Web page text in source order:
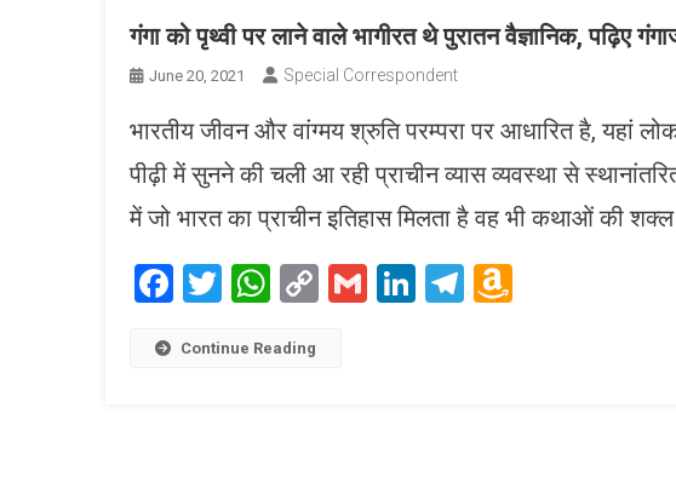
गंगा को पृथ्वी पर लाने वाले भागीरत थे पुरातन वैज्ञानिक, पढ़िए
June 20, 2021 Special Correspondent
भारतीय जीवन और वांग्मय श्रुति परम्परा पर आधारित है, यहां
पीढ़ी में सुनने की चली आ रही प्राचीन व्यास व्यवस्था से
में जो भारत का प्राचीन इतिहास मिलता है वह भी कथाओं की
Facebook
Twitter
WhatsApp
CopyGmailLinkedIn
Telegram
Continue Reading